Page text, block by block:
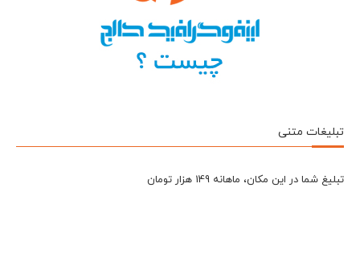
تبلیغات متنی
تبلیغ شما در این مکان، ماهانه 149 هزار تومان